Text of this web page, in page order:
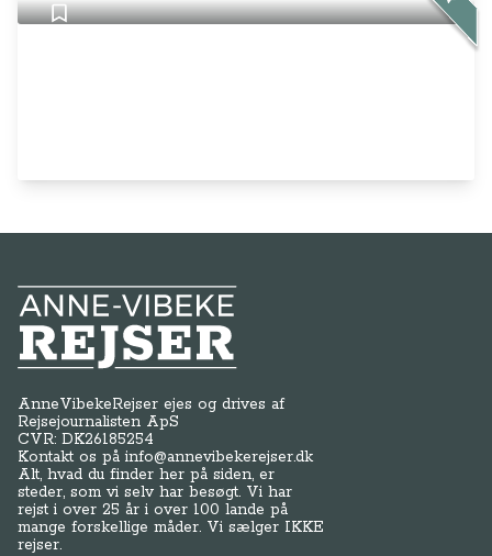
Anne-Vibeke Rejser
AnneVibekeRejser ejes og drives af
Rejsejournalisten ApS
CVR: DK26185254
Kontakt os påinfo@annevibekerejser.dk
Alt, hvad du finder her på siden, er
steder, som vi selv har besøgt. Vi har
rejst i over 25 år i over 100 lande på
mange forskellige måder. Vi sælger IKKE
rejser.